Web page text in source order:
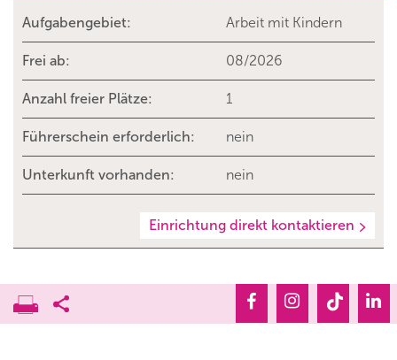
Aufgabengebiet: Arbeit mit Kindern
Frei ab: 08/2026
Anzahl freier Plätze: 1
Führerschein erforderlich: nein
Unterkunft vorhanden: nein
Einrichtung direkt kontaktieren